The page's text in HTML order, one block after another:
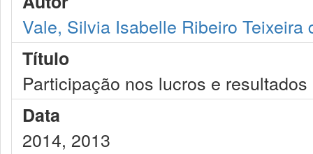
Vale, Silvia Isabelle Ribeiro Teixeira
Título
Participação nos lucros e resultados
Data
2014, 2013